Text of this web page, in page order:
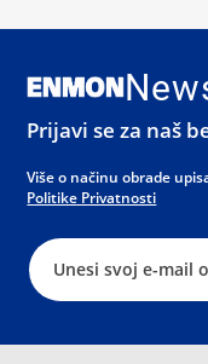
Prijavi se za naš
Više o načinu obrade
Politike Privatnosti